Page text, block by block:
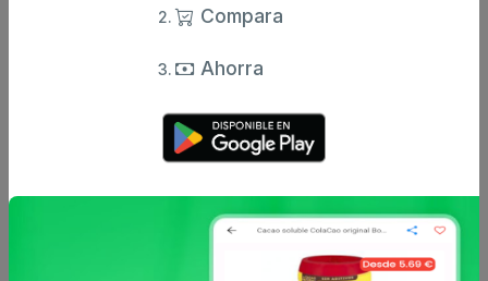
Otros productos dePedigree
Compara
Ahorra